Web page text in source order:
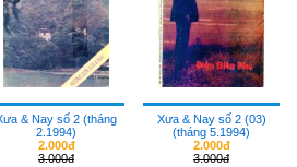
& Nay số 2 (tháng
2.1994)
2.000đ
3.000đ
Xưa & Nay số 2 (03)
(tháng 5.1994)
2.000đ
3.000đ